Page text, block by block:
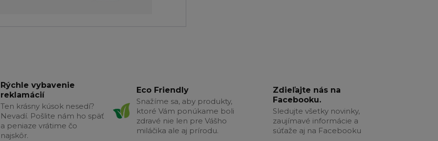
Rýchle vybavenie
reklamácií
Ten krásny kúsok nesedí?
Nevadí. Pošlite nám ho späť
a peniaze vrátime čo
najskôr.
Eco Friendly
Snažíme sa, aby produkty,
ktoré Vám ponúkame boli
zdravé nie len pre Vášho
miláčika ale aj prírodu.
Zdieľajte nás na
Facebooku.
Sledujte všetky novinky,
zaujímavé informácie a
súťaže aj na Facebooku